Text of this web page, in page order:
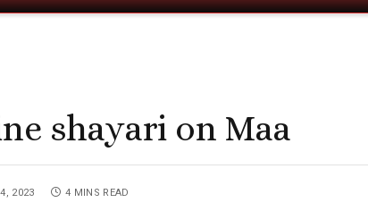
shayari on Maa
2023 4 MINS READ